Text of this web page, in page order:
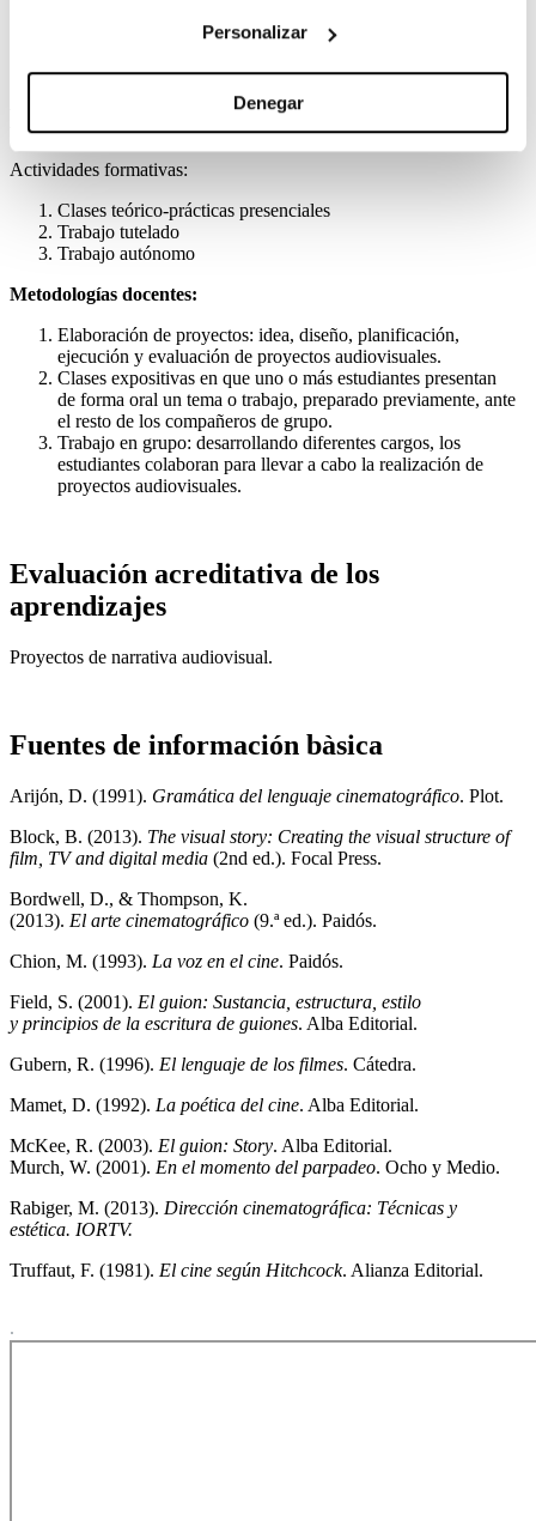
Personalizar
Denegar
Metodología y actividades formativas
Actividades formativas:
Clases teórico-prácticas presenciales
Trabajo tutelado
Trabajo autónomo
Metodologías docentes:
Elaboración de proyectos: idea, diseño, planificación,
ejecución y evaluación de proyectos audiovisuales.
Clases expositivas en que uno o más estudiantes presentan
de forma oral un tema o trabajo, preparado previamente, ante
el resto de los compañeros de grupo.
Trabajo en grupo: desarrollando diferentes cargos, los
estudiantes colaboran para llevar a cabo la realización de
proyectos audiovisuales.
Evaluación acreditativa de los
aprendizajes
Proyectos de narrativa audiovisual.
Fuentes de información bàsica
Arijón, D. (1991). Gramática del lenguaje cinematográfico. Plot.
Block, B. (2013). The visual story: Creating the visual structure of
film, TV and digital media (2nd ed.). Focal Press.
Bordwell, D., & Thompson, K.
(2013). El arte cinematográfico (9.ª ed.). Paidós.
Chion, M. (1993). La voz en el cine. Paidós.
Field, S. (2001). El guion: Sustancia, estructura, estilo
y principios de la escritura de guiones. Alba Editorial.
Gubern, R. (1996). El lenguaje de los filmes. Cátedra.
Mamet, D. (1992). La poética del cine. Alba Editorial.
McKee, R. (2003). El guion: Story. Alba Editorial.
Murch, W. (2001). En el momento del parpadeo. Ocho y Medio.
Rabiger, M. (2013). Dirección cinematográfica: Técnicas y
estética. IORTV.
Truffaut, F. (1981). El cine según Hitchcock. Alianza Editorial.